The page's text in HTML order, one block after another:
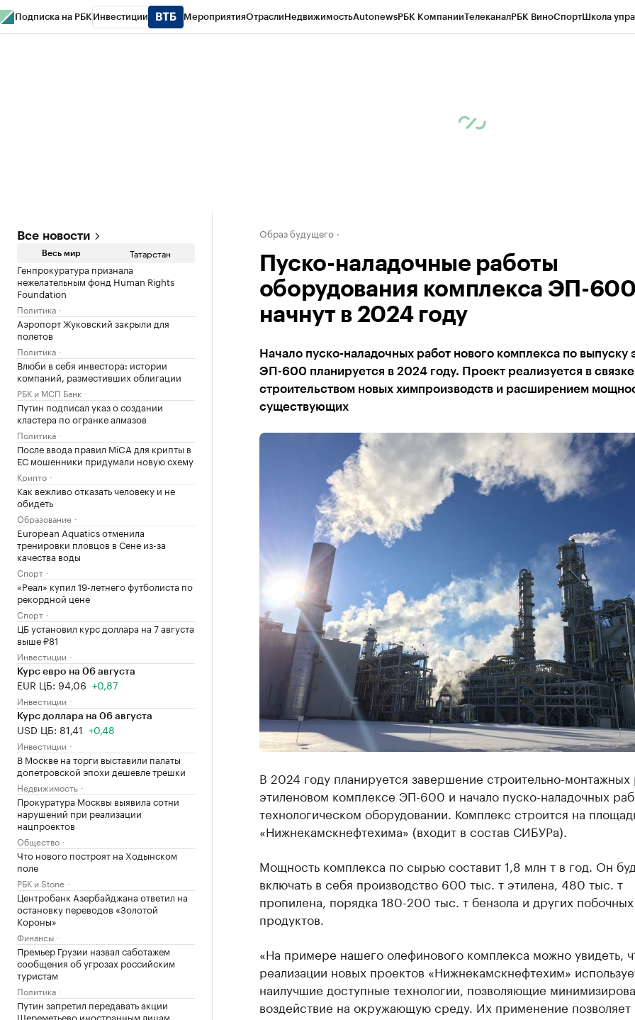
Подписка на РБК Инвестиции МероприятияОтраслиНедвижимостьAutonewsРБК КомпанииТелеканалРБК ВиноСпортШкола
Все новости
Весь мир Татарстан
Генпрокуратура признала
нежелательным фонд Human Rights
Foundation
Политика
Аэропорт Жуковский закрыли для
полетов
Политика
Влюби в себя инвестора: истории
компаний, разместивших облигации
РБК и МСП Банк
Путин подписал указ о создании
кластера по огранке алмазов
Политика
После ввода правил MiCA для крипты в
ЕС мошенники придумали новую схему
Крипто
Как вежливо отказать человеку и не
обидеть
Образование
European Aquatics отменила
тренировки пловцов в Сене из-за
качества воды
Спорт
«Реал» купил 19-летнего футболиста по
рекордной цене
Спорт
ЦБ установил курс доллара на 7 августа
выше ₽81
Инвестиции
Курс евро на 06 августа
EUR ЦБ: 94,06 +0,87
Инвестиции
Курс доллара на 06 августа
USD ЦБ: 81,41 +0,48
Инвестиции
В Москве на торги выставили палаты
допетровской эпохи дешевле трешки
Недвижимость
Прокуратура Москвы выявила сотни
нарушений при реализации
нацпроектов
Общество
Что нового построят на Ходынском
поле
РБК и Stone
Центробанк Азербайджана ответил на
остановку переводов «Золотой
Короны»
Финансы
Премьер Грузии назвал саботажем
сообщения об угрозах российским
туристам
Политика
Путин запретил передавать акции
Шереметьево иностранным лицам
Образ будущего
Пуско-наладочные работы
оборудования комплекса ЭП-600
начнут в 2024 году
Начало пуско-наладочных работ нового комплекса по выпуску
ЭП-600 планируется в 2024 году. Проект реализуется в
строительством новых химпроизводств и расширением
существующих
В 2024 году планируется завершение строительно-монтажных
этиленовом комплексе ЭП-600 и начало пуско-наладочных
технологическом оборудовании. Комплекс строится на
«Нижнекамскнефтехима» (входит в состав СИБУРа).
Мощность комплекса по сырью составит 1,8 млн т в год. Он
включать в себя производство 600 тыс. т этилена, 480 тыс. т
пропилена, порядка 180-200 тыс. т бензола и других побочных
продуктов.
«На примере нашего олефинового комплекса можно увидеть,
реализации новых проектов «Нижнекамскнефтехим»
наилучшие доступные технологии, позволяющие
воздействие на окружающую среду. Их применение позволяет